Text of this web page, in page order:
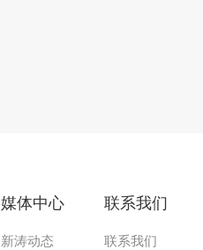
媒体中心
新涛动态
联系我们
联系我们